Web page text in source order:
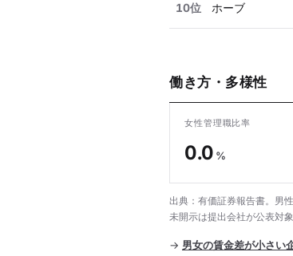
10位 ホーブ
働き方・多様性
女性管理職比率
0.0 %
出典：有価証券報告書。男
未開示は提出会社が公表対
→ 男女の賃金差が小さい